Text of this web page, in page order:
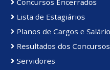
Concursos Encerrados
Lista de Estagiários
Planos de Cargos e
Resultados dos Concursos
Servidores